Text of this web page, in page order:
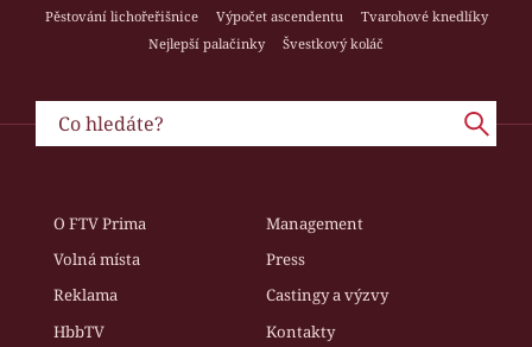
Pěstování lichořeřišnice
Výpočet ascendentu
Tvarohové knedlíky
Nejlepší palačinky
Švestkový koláč
O FTV Prima
Management
Volná místa
Press
Reklama
Castingy a výzvy
HbbTV
Kontakty